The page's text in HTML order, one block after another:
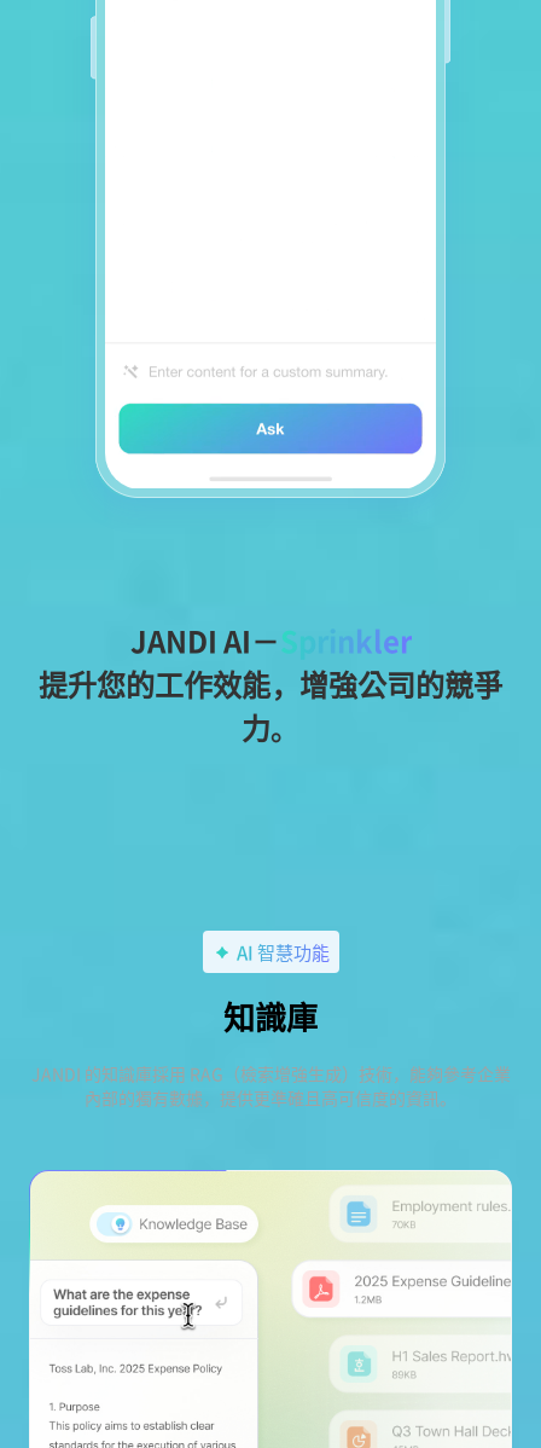
JANDI AI－Sprinkler
提升您的工作效能，增強公司的競爭
力。
AI 智慧功能
知識庫
JANDI 的知識庫採用 RAG（檢索增強生成）技術，能夠參考企業
內部的獨有數據，提供更準確且高可信度的資訊。